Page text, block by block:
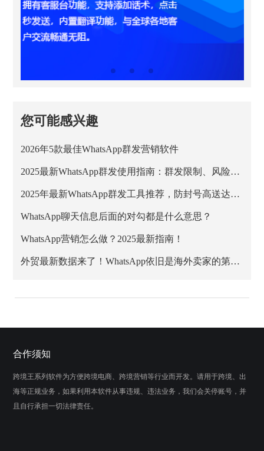
您可能感兴趣
2026年5款最佳WhatsApp群发营销软件
2025最新WhatsApp群发使用指南：群发限制、风险与安全方案解析
2025年最新WhatsApp群发工具推荐，防封号高送达率方案
WhatsApp聊天信息后面的对勾都是什么意思？
WhatsApp营销怎么做？2025最新指南！
外贸最新数据来了！WhatsApp依旧是海外卖家的第一阵地
合作须知
跨境王系列软件为方便跨境电商、跨境营销等行业而开发。请用于跨境、出
海等正规业务，如果利用本软件从事违规、违法业务，我们会关停账号，并
且自行承担一切法律责任。